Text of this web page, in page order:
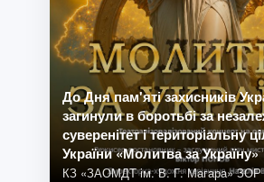
До Дня пам'яті захисників
загинули в боротьбі за
суверенітет і територіальну
України «Молитва за Україну»
КЗ «ЗАОМДТ ім. В. Г. Магара» ЗОР